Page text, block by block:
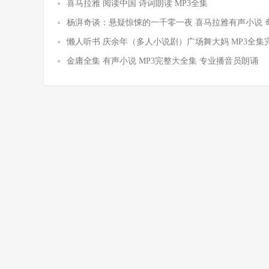
喜马拉雅 阅读中国 诗词朗读 MP3全集
杨湃奇谈：悬疑惊悚的一千零一夜 喜马拉雅有声小说
懒人听书 庆余年（多人小说剧）广场舞大妈 MP3全集
金庸全集 有声小说 MP3完整大全集 专业播音员朗诵